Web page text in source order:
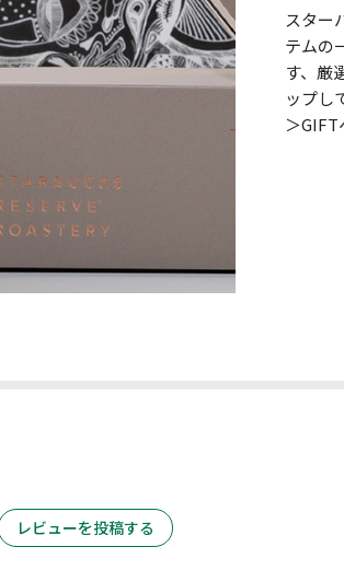
スター
テムの
す、厳
ップし
＞GIFT
レビューを投稿する